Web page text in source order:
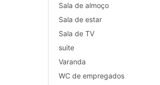
Sala de almoço
Sala de estar
Sala de TV
suite
Varanda
WC de empregados